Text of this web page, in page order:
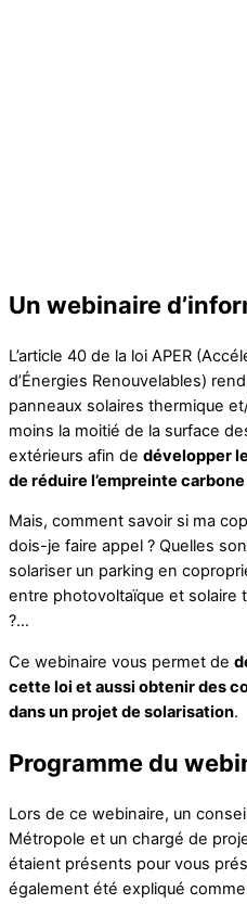
Un webinaire
L’article 40 de la loi APER
d’Énergies Renouvelables)
panneaux solaires thermique
moins la moitié de la surface
extérieurs afin de développer
de réduire l’empreinte
Mais, comment savoir si ma
dois-je faire appel ? Quelles
solariser un parking en
entre photovoltaïque et solaire
?…
Ce webinaire vous permet de
cette loi et aussi obtenir des
dans un projet de solarisation.
Programme du
Lors de ce webinaire, un
Métropole et un chargé de
étaient présents pour vous
également été expliqué